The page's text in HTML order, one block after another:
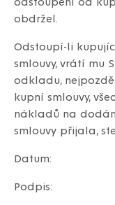
obdržel.
Odstoupí-li
smlouvy, vrátí mu
odkladu,
kupní smlouvy,
nákladů na
smlouvy přijala,
Datum:
Podpis: